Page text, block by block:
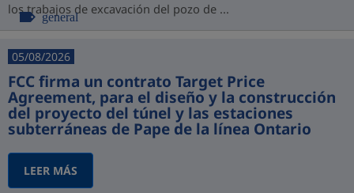
los trabajos de excavación del pozo de ...
general
05/08/2026
FCC firma un contrato Target Price
Agreement, para el diseño y la construcción
del proyecto del túnel y las estaciones
subterráneas de Pape de la línea Ontario
LEER MÁS